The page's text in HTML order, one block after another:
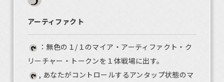
アーティファクト
：無色の１/１のマイア・アーティファクト・ク
リーチャー・トークンを１体戦場に出す。
, あなたがコントロールするアンタップ状態のマ